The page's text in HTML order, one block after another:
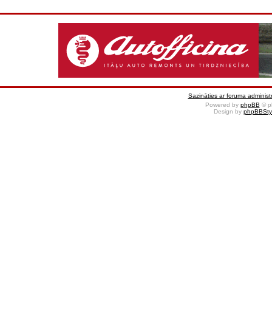
Sazināties ar foruma
Powered by phpBB ©
Design by